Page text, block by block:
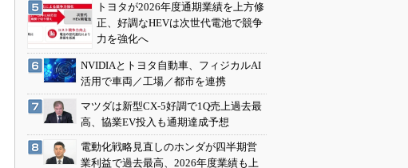
トヨタが2026年度通期業績を上方修
正、好調なHEVは次世代電池で競争
力を強化へ
NVIDIAとトヨタ自動車、フィジカルAI
活用で車両／工場／都市を連携
マツダは新型CX-5好調で1Q売上過去最
高、協業EV投入も通期達成予想
電動化戦略見直しのホンダが四半期営
業利益で過去最高、2026年度業績も上